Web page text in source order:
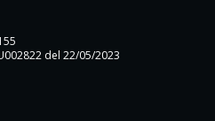
del 22/05/2023